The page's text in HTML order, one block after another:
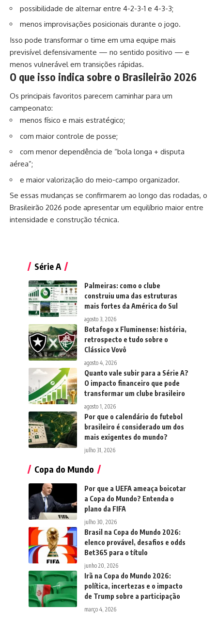
possibilidade de alternar entre 4-2-3-1 e 4-3-3;
menos improvisações posicionais durante o jogo.
Isso pode transformar o time em uma equipe mais
previsível defensivamente — no sentido positivo — e
menos vulnerável em transições rápidas.
O que isso indica sobre o Brasileirão 2026
Os principais favoritos parecem caminhar para um
campeonato:
menos físico e mais estratégico;
com maior controle de posse;
com menor dependência de “bola longa + disputa
aérea”;
e maior valorização do meio-campo organizador.
Se essas mudanças se confirmarem ao longo das rodadas, o
Brasileirão 2026 pode apresentar um equilíbrio maior entre
intensidade e construção técnica.
Série A
Palmeiras: como o clube
construiu uma das estruturas
mais fortes da América do Sul
agosto 3, 2026
Botafogo x Fluminense: história,
retrospecto e tudo sobre o
Clássico Vovô
agosto 4, 2026
Quanto vale subir para a Série A?
O impacto financeiro que pode
transformar um clube brasileiro
agosto 1, 2026
Por que o calendário do futebol
brasileiro é considerado um dos
mais exigentes do mundo?
julho 31, 2026
Copa do Mundo
Por que a UEFA ameaça boicotar
a Copa do Mundo? Entenda o
plano da FIFA
julho 30, 2026
Brasil na Copa do Mundo 2026:
elenco provável, desafios e odds
Bet365 para o título
junho 20, 2026
Irã na Copa do Mundo 2026:
política, incertezas e o impacto
de Trump sobre a participação
março 4, 2026